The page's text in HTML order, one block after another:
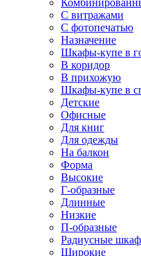
С витражами
С фотопечатью
Назначение
Шкафы-купе в
В коридор
В прихожую
Шкафы-купе в
Детские
Офисные
Для книг
Для одежды
На балкон
Форма
Высокие
Г-образные
Длинные
Низкие
П-образные
Радиусные
Широкие